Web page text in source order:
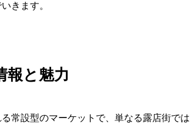
きます。
報と魅力
常設型のマーケットで、単なる露店街では